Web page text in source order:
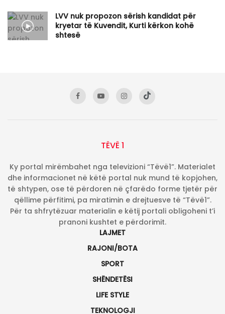
LVV nuk propozon sërish kandidat për
kryetar të Kuvendit, Kurti kërkon kohë
shtesë
TËVË 1
Ky portal mirëmbahet nga televizioni “Tëvë1”. Materialet
dhe informacionet në këtë portal nuk mund të kopjohen,
të shtypen, ose të përdoren në çfarëdo forme tjetër për
qëllime përfitimi, pa miratimin e drejtuesve të “Tëvë1”.
Për ta shfrytëzuar materialin e këtij portali obligoheni t’i
pranoni kushtet e përdorimit.
LAJMET
RAJONI/BOTA
SPORT
SHËNDETËSI
LIFE STYLE
TEKNOLOGJI